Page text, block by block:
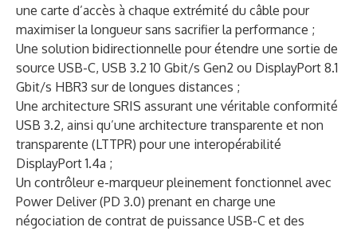
une carte d’accès à chaque extrémité du câble pour
maximiser la longueur sans sacrifier la performance ;
Une solution bidirectionnelle pour étendre une sortie de
source USB-C, USB 3.2 10 Gbit/s Gen2 ou DisplayPort 8.1
Gbit/s HBR3 sur de longues distances ;
Une architecture SRIS assurant une véritable conformité
USB 3.2, ainsi qu’une architecture transparente et non
transparente (LTTPR) pour une interopérabilité
DisplayPort 1.4a ;
Un contrôleur e-marqueur pleinement fonctionnel avec
Power Deliver (PD 3.0) prenant en charge une
négociation de contrat de puissance USB-C et des